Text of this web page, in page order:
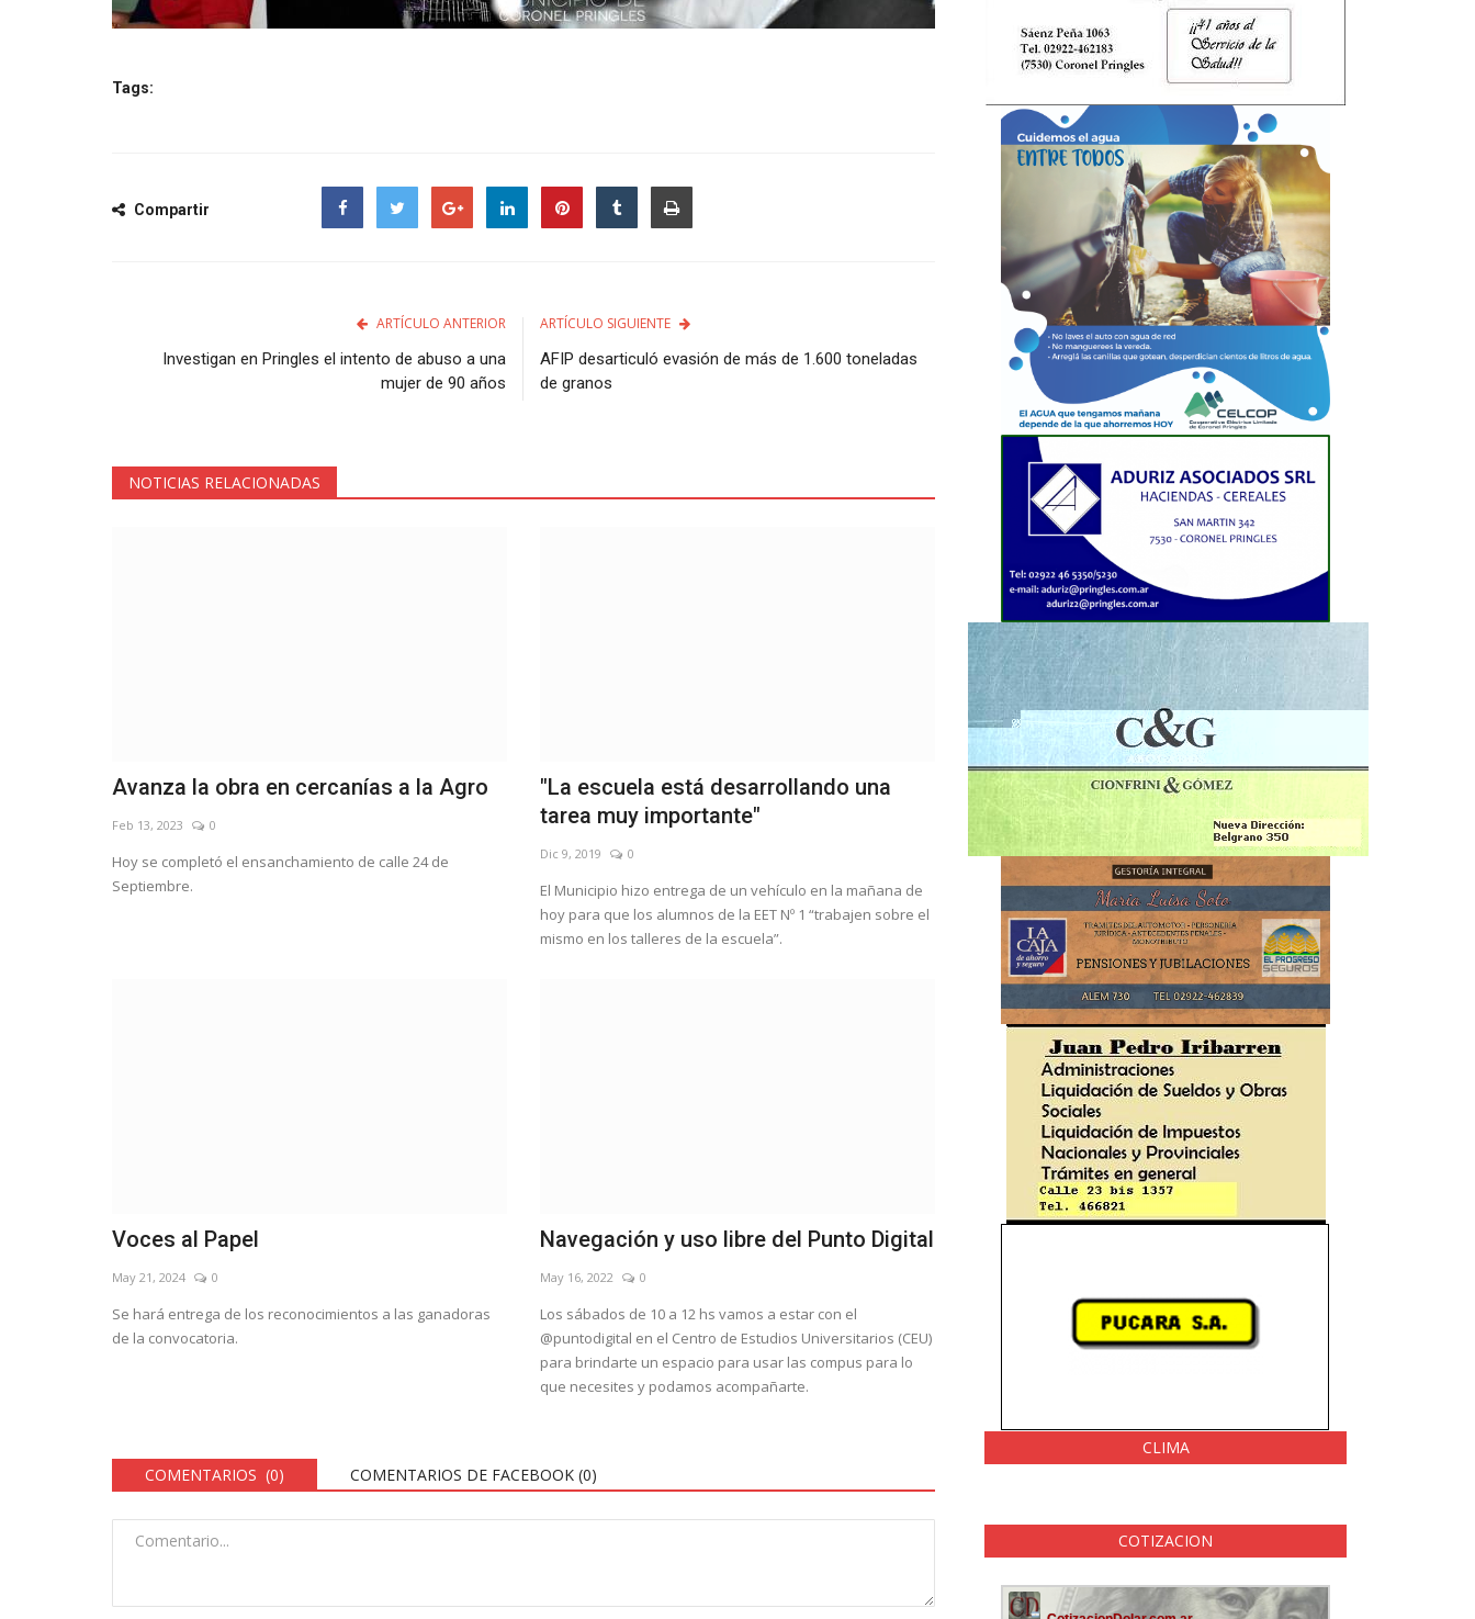
Tags:
Compartir
ARTÍCULO ANTERIOR
Investigan en Pringles el intento de abuso a una
mujer de 90 años
ARTÍCULO SIGUIENTE
AFIP desarticuló evasión de más de 1.600 toneladas
de granos
NOTICIAS RELACIONADAS
Avanza la obra en cercanías a la Agro
Feb 13, 2023 0
Hoy se completó el ensanchamiento de calle 24 de
Septiembre.
"La escuela está desarrollando una
tarea muy importante"
Dic 9, 2019 0
El Municipio hizo entrega de un vehículo en la mañana de
hoy para que los alumnos de la EET Nº 1 “trabajen sobre el
mismo en los talleres de la escuela”.
Voces al Papel
May 21, 2024 0
Se hará entrega de los reconocimientos a las ganadoras
de la convocatoria.
Navegación y uso libre del Punto Digital
May 16, 2022 0
Los sábados de 10 a 12 hs vamos a estar con el
@puntodigital en el Centro de Estudios Universitarios (CEU)
para brindarte un espacio para usar las compus para lo
que necesites y podamos acompañarte.
COMENTARIOS (0) COMENTARIOS DE FACEBOOK (0)
CLIMA
COTIZACION